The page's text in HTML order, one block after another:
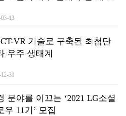
색상) 8개의 열린 텍스트를 기반으로 더 많
자에게 더 많은 자유를 제공합니다.
’,’ 소유권’,’ 가치저장’ 의 세 가지 측면
란 무엇입니까? Bearbrick Park 를 이해
화파를 만들었고, 비유럽 공간을 통해 원
상대론성 왜곡이 있다. 전통 예술가들
이 모두 수학에 대한 탐구와 물리에 대
존재했고, 그들은 단지 인간의 방식으
13
VR 기술로 구축된 최첨단
우주 생태계
31
분야를 이끄는 ‘2021 LG소셜
우 11기’ 모집